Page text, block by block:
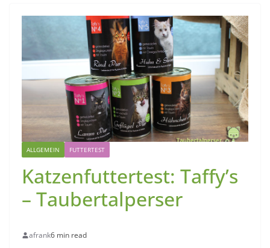
ALLGEMEIN FUTTERTEST
Katzenfuttertest: Taffy’s
– Taubertalperser
afrank6 min read